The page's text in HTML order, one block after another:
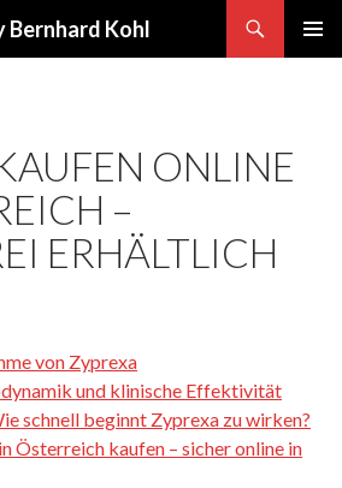
Bernhard Kohl
ONLINE
–
ERHÄLTLICH
von Zyprexa
und klinische Effektivität
schnell beginnt Zyprexa zu wirken?
Österreich kaufen – sicher online in